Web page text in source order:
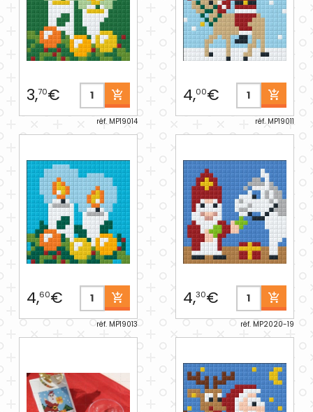
3,70€
réf. MP19014
4,00€
réf. MP19011
4,60€
réf. MP19013
4,30€
réf. MP2020-19